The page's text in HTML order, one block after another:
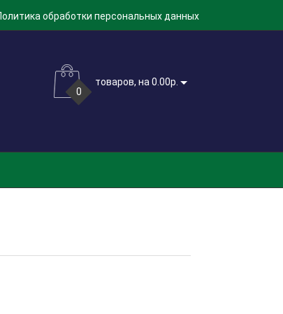
обработки персональных данных
0
товаров, на 0.00р.